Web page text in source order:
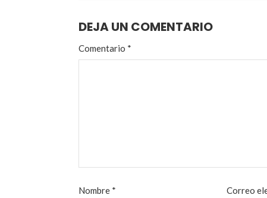
DEJA UN COMENTARIO
Comentario *
Nombre * Correo